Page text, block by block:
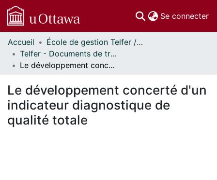
Se connecter
Communautés
et collections
Parcourir
À propos
Accueil
École de gestion Telfer // Telfer School of Management
Telfer - Documents de travail // Telfer - Working Papers
Le développement concerté d'un indicateur diagnostique de qualité totale
Le développement concerté d'un
indicateur diagnostique de
qualité totale